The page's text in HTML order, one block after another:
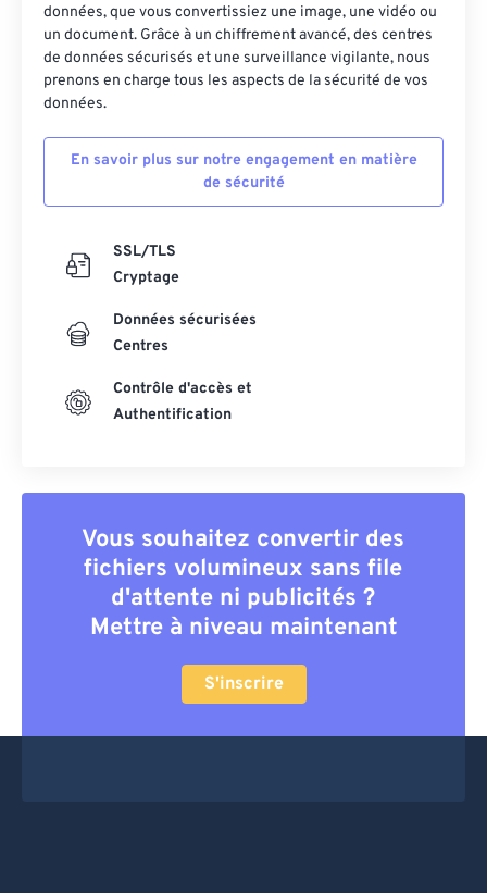
données, que vous convertissiez une image, une vidéo ou
un document. Grâce à un chiffrement avancé, des centres
de données sécurisés et une surveillance vigilante, nous
prenons en charge tous les aspects de la sécurité de vos
données.
En savoir plus sur notre engagement en matière
de sécurité
SSL/TLS
Cryptage
Données sécurisées
Centres
Contrôle d'accès et
Authentification
Vous souhaitez convertir des
fichiers volumineux sans file
d'attente ni publicités ?
Mettre à niveau maintenant
S'inscrire